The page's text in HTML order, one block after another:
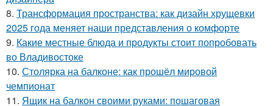
8. Трансформация пространства: как дизайн хрущевки
2025 года меняет наши представления о комфорте
9. Какие местные блюда и продукты стоит попробовать
во Владивостоке
10. Столярка на балконе: как прошёл мировой
чемпионат
11. Ящик на балкон своими руками: пошаговая